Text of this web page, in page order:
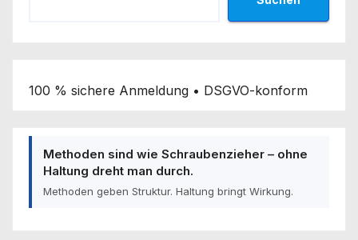
100 % sichere Anmeldung • DSGVO-konform
Methoden sind wie Schraubenzieher – ohne
Haltung dreht man durch.
Methoden geben Struktur. Haltung bringt Wirkung.